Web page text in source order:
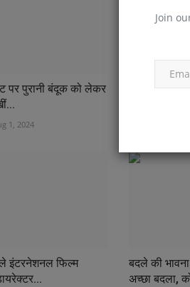
Join
पुरानी बंदूक को लेकर
1, 2024
'मैडनेस
इंटरनेशनल फिल्म
बदले की
अच्छा बदला,